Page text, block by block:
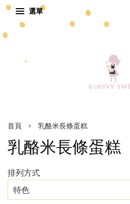
選單
首頁 › 乳酪米長條蛋糕
乳酪米長條蛋糕
排列方式